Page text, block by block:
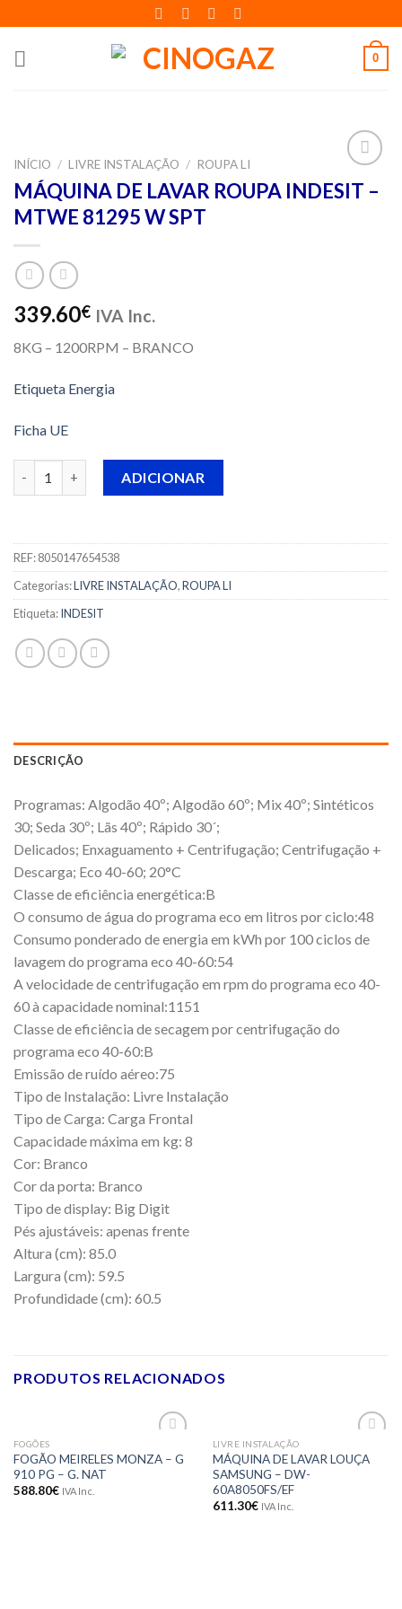
to
content
0
Adicionar
aos meus
INÍCIO / LIVRE INSTALAÇÃO / ROUPA LI
MÁQUINA DE LAVAR ROUPA INDESIT –
MTWE 81295 W SPT
339.60€ IVA Inc.
8KG – 1200RPM – BRANCO
Etiqueta Energia
Ficha UE
ADICIONAR
REF:8050147654538
Categorias:LIVRE INSTALAÇÃO,ROUPA LI
Etiqueta:INDESIT
DESCRIÇÃO
Programas: Algodão 40º; Algodão 60º; Mix 40º; Sintéticos
30; Seda 30º; Lãs 40º; Rápido 30´;
Delicados; Enxaguamento + Centrifugação; Centrifugação +
Descarga; Eco 40-60; 20°C
Classe de eficiência energética:B
O consumo de água do programa eco em litros por ciclo:48
Consumo ponderado de energia em kWh por 100 ciclos de
lavagem do programa eco 40-60:54
A velocidade de centrifugação em rpm do programa eco 40-
60 à capacidade nominal:1151
Classe de eficiência de secagem por centrifugação do
programa eco 40-60:B
Emissão de ruído aéreo:75
Tipo de Instalação: Livre Instalação
Tipo de Carga: Carga Frontal
Capacidade máxima em kg: 8
Cor: Branco
Cor da porta: Branco
Tipo de display: Big Digit
Pés ajustáveis: apenas frente
Altura (cm): 85.0
Largura (cm): 59.5
Profundidade (cm): 60.5
PRODUTOS RELACIONADOS
aos meus
FOGÕES
FOGÃO MEIRELES MONZA – G
910 PG – G. NAT
588.80€ IVA Inc.
aos meus
LIVRE INSTALAÇÃO
MÁQUINA DE LAVAR LOUÇA
SAMSUNG – DW-
60A8050FS/EF
611.30€ IVA Inc.